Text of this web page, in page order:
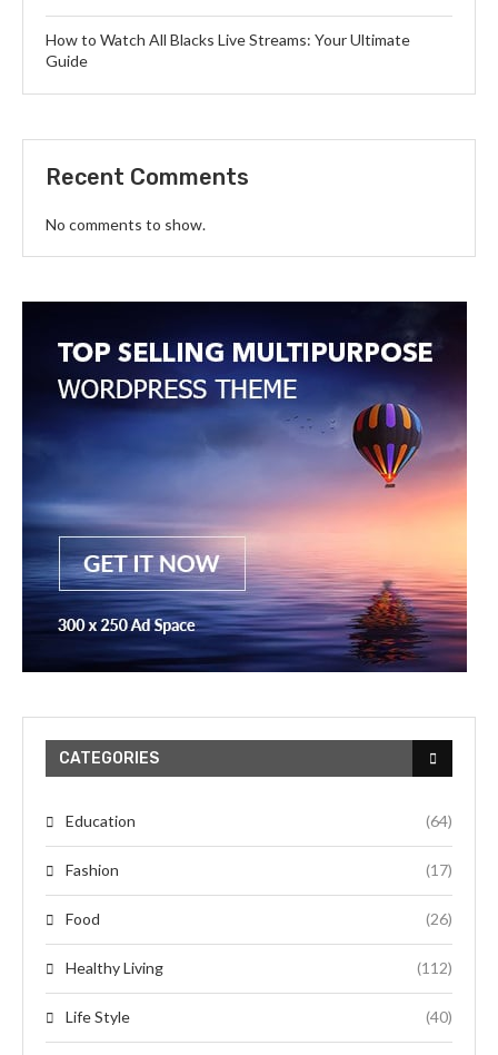
How to Watch All Blacks Live Streams: Your Ultimate
Guide
Recent Comments
No comments to show.
CATEGORIES
Education (64)
Fashion (17)
Food (26)
Healthy Living (112)
Life Style (40)